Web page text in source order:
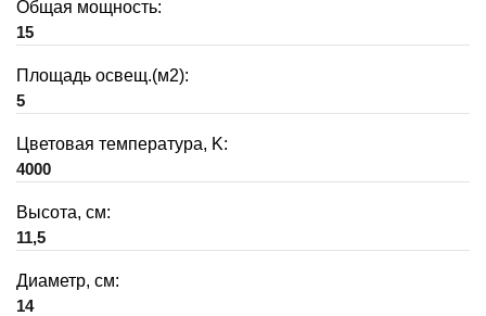
Общая мощность:
15
Площадь освещ.(м2):
5
Цветовая температура, K:
4000
Высота, см:
11,5
Диаметр, см:
14